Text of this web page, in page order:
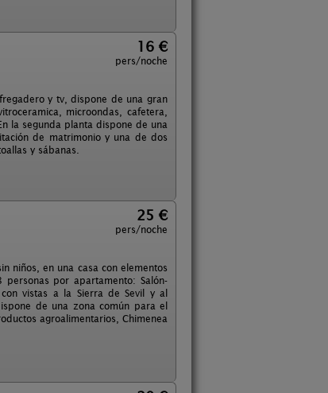
16 €
pers/noche
y tv, dispone de una gran
microondas, cafetera,
la segunda planta dispone de una
de matrimonio y una de dos
y sábanas.
25 €
pers/noche
niños, en una casa con elementos
por apartamento: Salón-
vistas a la Sierra de Sevil y al
de una zona común para el
agroalimentarios, Chimenea